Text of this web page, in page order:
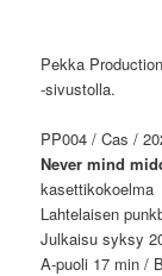
Pekka
-sivustolla.
PP004 / Cas /
Never mind
kasettikokoelma
Lahtelaisen
Julkaisu syksy
A-puoli 17 min /